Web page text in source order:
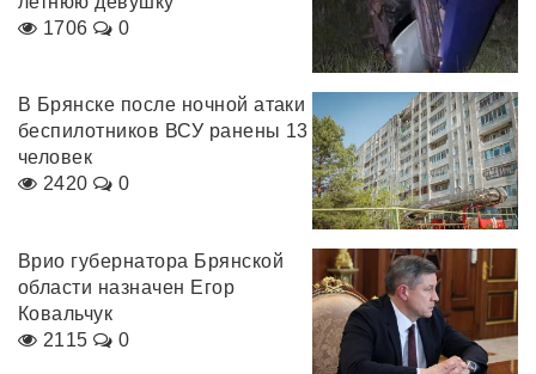
1706
0
В Брянске после ночной атаки
беспилотников ВСУ ранены 13
человек
2420
0
Врио губернатора Брянской
области назначен Егор
Ковальчук
2115
0